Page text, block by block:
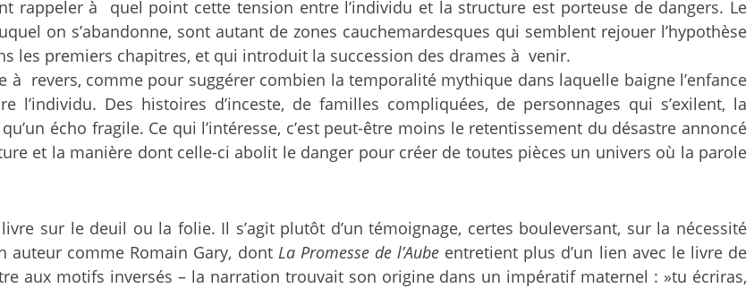
rappeler à quel point cette tension entre l’individu et la structure est porteuse de dangers. Le
on s’abandonne, sont autant de zones cauchemardesques qui semblent rejouer l’hypothèse
les premiers chapitres, et qui introduit la succession des drames à venir.
à revers, comme pour suggérer combien la temporalité mythique dans laquelle baigne l’enfance
Des histoires d’inceste, de familles compliquées, de personnages qui s’exilent, la
écho fragile. Ce qui l’intéresse, c’est peut-être moins le retentissement du désastre annoncé
et la manière dont celle-ci abolit le danger pour créer de toutes pièces un univers où la parole
sur le deuil ou la folie. Il s’agit plutôt d’un témoignage, certes bouleversant, sur la nécessité
auteur comme Romain Gary, dont La Promesse de l’Aube entretient plus d’un lien avec le livre de
aux motifs inversés – la narration trouvait son origine dans un impératif maternel : »tu écriras,